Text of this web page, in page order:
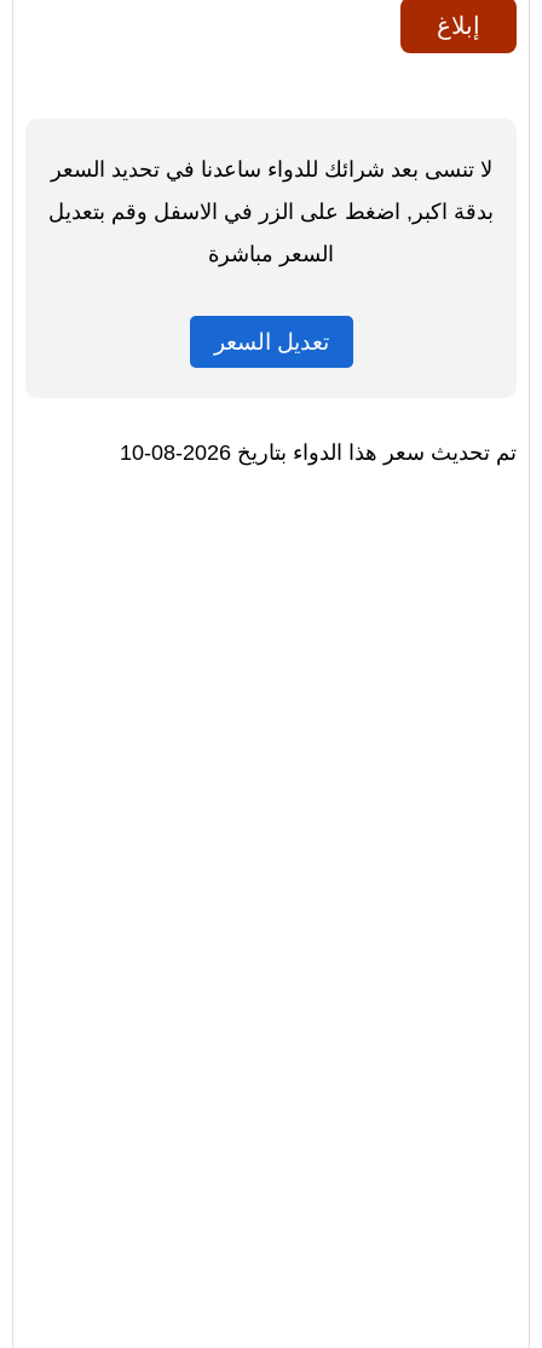
إبلاغ
لا تنسى بعد شرائك للدواء ساعدنا في تحديد السعر
بدقة اكبر, اضغط على الزر في الاسفل وقم بتعديل
السعر مباشرة
تعديل السعر
تم تحديث سعر هذا الدواء بتاريخ 2026-08-10